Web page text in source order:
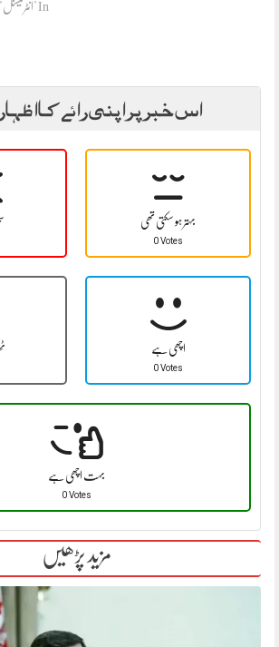
In "انٹرنیشنل"
اس خبر پر اپنی رائے کا
بہتر ہو سکتی تھی
0 Votes
اچھی ہے
0 Votes
بہت اچھی ہے
0 Votes
مزید پڑھیں